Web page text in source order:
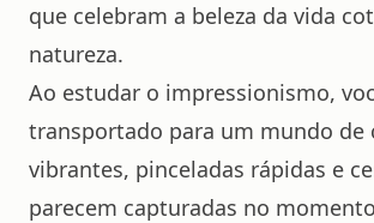
que celebram a beleza da vida
natureza.
Ao estudar o impressionismo,
transportado para um mundo de
vibrantes, pinceladas rápidas e
parecem capturadas no